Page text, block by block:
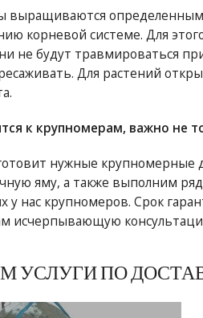
выращиваются определенным
корневой системе. Для
не будут травмироваться
Для растений
к крупномерам, важно не
нужные крупномерные
яму, а также выполним
у нас крупномеров. Срок
исчерпывающую
УСЛУГИ ПО